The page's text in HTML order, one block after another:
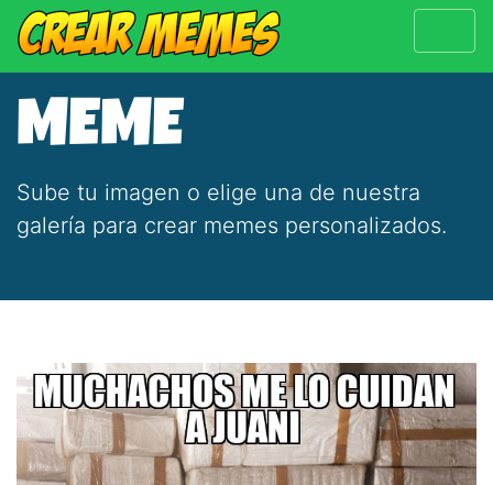
MEME
Sube tu imagen o elige una de nuestra
galería para crear memes personalizados.